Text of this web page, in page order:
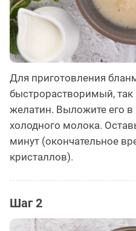
Для приготовления
быстрорастворимый,
желатин. Выложите его в
холодного молока.
минут (окончательное
кристаллов).
Шаг 2